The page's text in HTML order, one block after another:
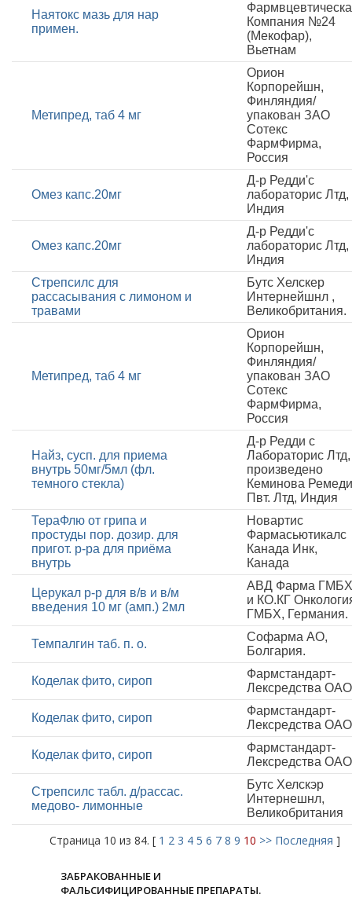
Наятокс мазь для нар
примен.
Компания №24
(Мекофар),
Вьетнам
Метипред, таб 4 мг
Орион
Корпорейшн,
Финляндия/
упакован ЗАО
Сотекс
ФармФирма,
Россия
Омез капс.20мг
Д-р Редди'с
лабораторис Лтд,
Индия
Омез капс.20мг
Д-р Редди'с
лабораторис Лтд,
Индия
Стрепсилс для
рассасывания с лимоном и
травами
Бутс Хелскер
Интернейшнл ,
Великобритания.
Метипред, таб 4 мг
Орион
Корпорейшн,
Финляндия/
упакован ЗАО
Сотекс
ФармФирма,
Россия
Найз, сусп. для приема
внутрь 50мг/5мл (фл.
темного стекла)
Д-р Редди с
Лабораторис Лтд,
произведено
Кеминова
Пвт. Лтд, Индия
ТераФлю от грипа и
простуды пор. дозир. для
пригот. р-ра для приёма
внутрь
Новартис
Фармасьютикалс
Канада Инк,
Канада
Церукал р-р для в/в и в/м
введения 10 мг (амп.) 2мл
АВД Фарма ГМБХ
и КО.КГ
ГМБХ, Германия.
Темпалгин таб. п. о.
Софарма АО,
Болгария.
Коделак фито, сироп
Фармстандарт-
Лексредства ОАО
Коделак фито, сироп
Фармстандарт-
Лексредства ОАО
Коделак фито, сироп
Фармстандарт-
Лексредства ОАО
Стрепсилс табл. д/рассас.
медово- лимонные
Бутс Хелскэр
Интернешнл,
Великобритания
Страница 10 из 84. [ 1 2 3 4 5 6 7 8 9 10 >> Последняя ]
ЗАБРАКОВАННЫЕ И
ФАЛЬСИФИЦИРОВАННЫЕ ПРЕПАРАТЫ.